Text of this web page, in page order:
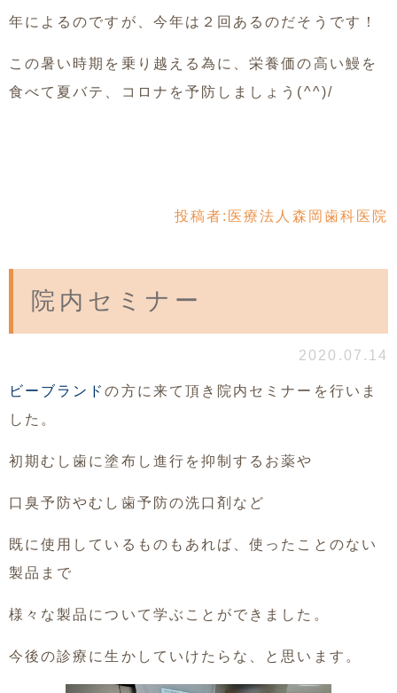
年によるのですが、今年は２回あるのだそうです！
この暑い時期を乗り越える為に、栄養価の高い鰻を
食べて夏バテ、コロナを予防しましょう(^^)/
投稿者: 医療法人森岡歯科医院
院内セミナー
2020.07.14
ビーブランドの方に来て頂き院内セミナーを行いま
した。
初期むし歯に塗布し進行を抑制するお薬や
口臭予防やむし歯予防の洗口剤など
既に使用しているものもあれば、使ったことのない
製品まで
様々な製品について学ぶことができました。
今後の診療に生かしていけたらな、と思います。